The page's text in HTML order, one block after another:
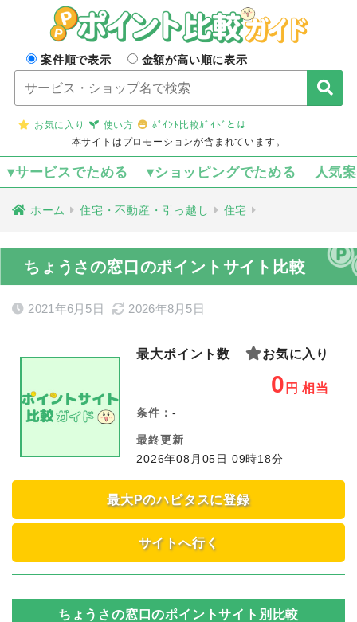
案件順で表示 金額が高い順に表示
お気に入り 使い方
ﾎﾟｲﾝﾄ比較ｶﾞｲﾄﾞとは
本サイトはプロモーションが含まれています。
▾サービスでためる ▾ショッピングでためる 人気
ホーム 住宅・不動産・引っ越し 住宅
ちょうさの窓口のポイントサイト比較
2021年6月5日 2026年8月5日
最大ポイント数 お気に入り
0 円 相当
条件： -
最終更新
2026年08月05日 09時18分
最大Pのハピタスに登録
サイトへ行く
ちょうさの窓口のポイントサイト別比較